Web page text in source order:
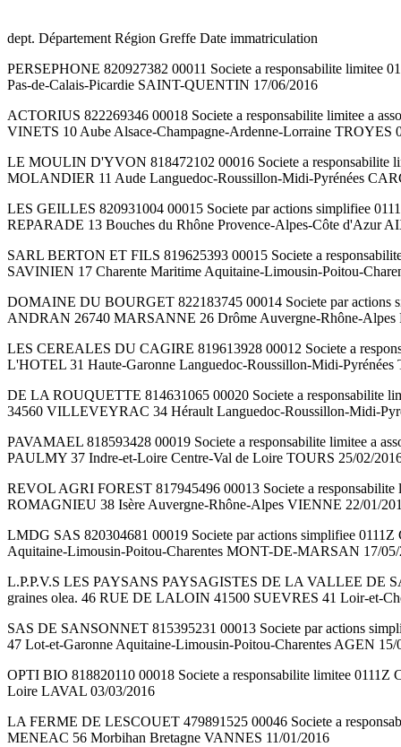
dept. Département Région Greffe Date immatriculation
PERSEPHONE 820927382 00011 Societe a responsabilite limitee
Pas-de-Calais-Picardie SAINT-QUENTIN 17/06/2016
ACTORIUS 822269346 00018 Societe a responsabilite limitee a
VINETS 10 Aube Alsace-Champagne-Ardenne-Lorraine TROYES
LE MOULIN D'YVON 818472102 00016 Societe a responsabilite
MOLANDIER 11 Aude Languedoc-Roussillon-Midi-Pyrénées
LES GEILLES 820931004 00015 Societe par actions simplifiee
REPARADE 13 Bouches du Rhône Provence-Alpes-Côte d'Azur
SARL BERTON ET FILS 819625393 00015 Societe a
SAVINIEN 17 Charente Maritime Aquitaine-Limousin-Poitou-
DOMAINE DU BOURGET 822183745 00014 Societe par actions
ANDRAN 26740 MARSANNE 26 Drôme Auvergne-Rhône-Alpes
LES CEREALES DU CAGIRE 819613928 00012 Societe a
L'HOTEL 31 Haute-Garonne Languedoc-Roussillon-Midi-
DE LA ROUQUETTE 814631065 00020 Societe a responsabilite
34560 VILLEVEYRAC 34 Hérault Languedoc-Roussillon-Midi-
PAVAMAEL 818593428 00019 Societe a responsabilite limitee a
PAULMY 37 Indre-et-Loire Centre-Val de Loire TOURS 25/02/
REVOL AGRI FOREST 817945496 00013 Societe a
ROMAGNIEU 38 Isère Auvergne-Rhône-Alpes VIENNE 22/01/
LMDG SAS 820304681 00019 Societe par actions simplifiee
Aquitaine-Limousin-Poitou-Charentes MONT-DE-MARSAN 17/
L.P.P.V.S LES PAYSANS PAYSAGISTES DE LA VALLEE DE
graines olea. 46 RUE DE LALOIN 41500 SUEVRES 41 Loir-et-
SAS DE SANSONNET 815395231 00013 Societe par actions
47 Lot-et-Garonne Aquitaine-Limousin-Poitou-Charentes AGEN 15/
OPTI BIO 818820110 00018 Societe a responsabilite limitee
Loire LAVAL 03/03/2016
LA FERME DE LESCOUET 479891525 00046 Societe a
MENEAC 56 Morbihan Bretagne VANNES 11/01/2016